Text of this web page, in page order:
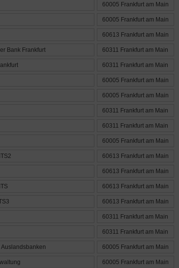
60005 Frankfurt am Main
60005 Frankfurt am Main
60613 Frankfurt am Main
Bank Frankfurt 60311 Frankfurt am Main
60311 Frankfurt am Main
60005 Frankfurt am Main
60005 Frankfurt am Main
60311 Frankfurt am Main
60311 Frankfurt am Main
60005 Frankfurt am Main
60613 Frankfurt am Main
60613 Frankfurt am Main
60613 Frankfurt am Main
60613 Frankfurt am Main
60311 Frankfurt am Main
60311 Frankfurt am Main
60005 Frankfurt am Main
60005 Frankfurt am Main